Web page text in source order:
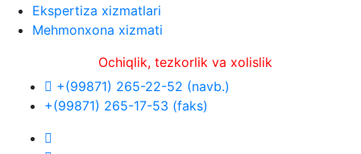
Ekspertiza xizmatlari
Mehmonxona xizmati
Ochiqlik, tezkorlik va xolislik
+(99871) 265-22-52 (navb.)
+(99871) 265-17-53 (faks)